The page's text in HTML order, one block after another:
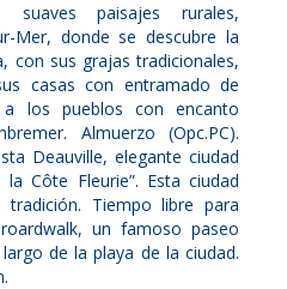
suaves paisajes rurales,
Mer, donde se descubre la
con sus grajas tradicionales,
casas con entramado de
a los pueblos con encanto
Almuerzo (Opc.PC).
Deauville, elegante ciudad
Côte Fleurie”. Esta ciudad
Tiempo libre para
un famoso paseo
de la playa de la ciudad.